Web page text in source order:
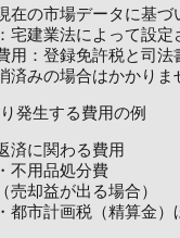
在の市場データに基
宅建業法によって設
用：登録免許税と司
済みの場合はかかりま
発生する費用の例
済に関わる費用
不用品処分費
売却益が出る場合）
都市計画税（精算金）